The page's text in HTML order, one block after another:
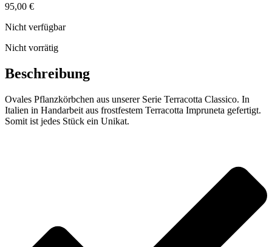
95,00 €
Nicht verfügbar
Nicht vorrätig
Beschreibung
Ovales Pflanzkörbchen aus unserer Serie Terracotta Classico. In
Italien in Handarbeit aus frostfestem Terracotta Impruneta gefertigt.
Somit ist jedes Stück ein Unikat.